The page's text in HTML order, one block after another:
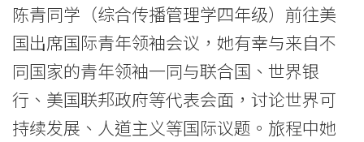
际
学
院
陈青同学（综合传播管理学四年级）前往美
国出席国际青年领袖会议，她有幸与来自不
同国家的青年领袖一同与联合国、世界银
行、美国联邦政府等代表会面，讨论世界可
持续发展、人道主义等国际议题。旅程中她